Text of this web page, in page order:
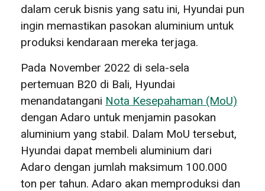
dalam ceruk bisnis yang satu ini, Hyundai pun
ingin memastikan pasokan aluminium untuk
produksi kendaraan mereka terjaga.
Pada November 2022 di sela-sela
pertemuan B20 di Bali, Hyundai
menandatangani Nota Kesepahaman (MoU)
dengan Adaro untuk menjamin pasokan
aluminium yang stabil. Dalam MoU tersebut,
Hyundai dapat membeli aluminium dari
Adaro dengan jumlah maksimum 100.000
ton per tahun. Adaro akan memproduksi dan